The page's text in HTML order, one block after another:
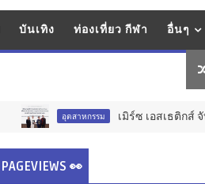
บันเทิง ท่องเที่ยว กีฬา อื่นๆ
อุตสาหกรรม เมิร์ซ เอสเธติกส์ จับมือ นา
PAGEVIEWS 👀